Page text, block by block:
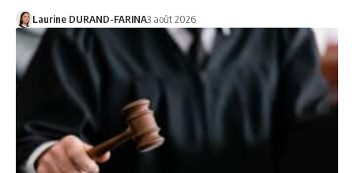
Laurine DURAND-FARINA3 août 2026